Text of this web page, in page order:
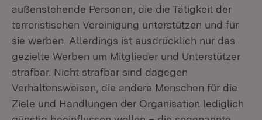
außenstehende Personen, die die Tätigkeit der
terroristischen Vereinigung unterstützen und für
sie werben. Allerdings ist ausdrücklich nur das
gezielte Werben um Mitglieder und Unterstützer
strafbar. Nicht strafbar sind dagegen
Verhaltensweisen, die andere Menschen für die
Ziele und Handlungen der Organisation lediglich